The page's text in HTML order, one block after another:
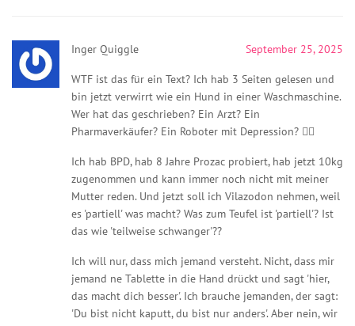
Inger Quiggle September 25, 2025
WTF ist das für ein Text? Ich hab 3 Seiten gelesen und
bin jetzt verwirrt wie ein Hund in einer Waschmaschine.
Wer hat das geschrieben? Ein Arzt? Ein
Pharmaverkäufer? Ein Roboter mit Depression? 😵‍💫
Ich hab BPD, hab 8 Jahre Prozac probiert, hab jetzt 10kg
zugenommen und kann immer noch nicht mit meiner
Mutter reden. Und jetzt soll ich Vilazodon nehmen, weil
es 'partiell' was macht? Was zum Teufel ist 'partiell'? Ist
das wie 'teilweise schwanger'??
Ich will nur, dass mich jemand versteht. Nicht, dass mir
jemand ne Tablette in die Hand drückt und sagt 'hier,
das macht dich besser'. Ich brauche jemanden, der sagt:
'Du bist nicht kaputt, du bist nur anders'. Aber nein, wir